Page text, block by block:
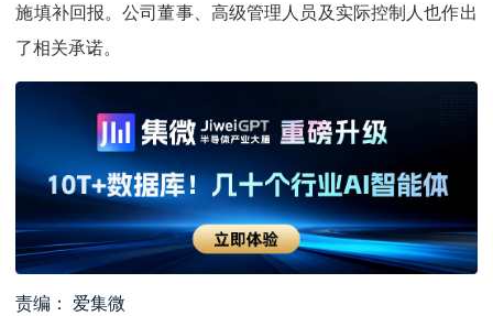
施填补回报。公司董事、高级管理人员及实际控制人也作出
了相关承诺。
责编： 爱集微